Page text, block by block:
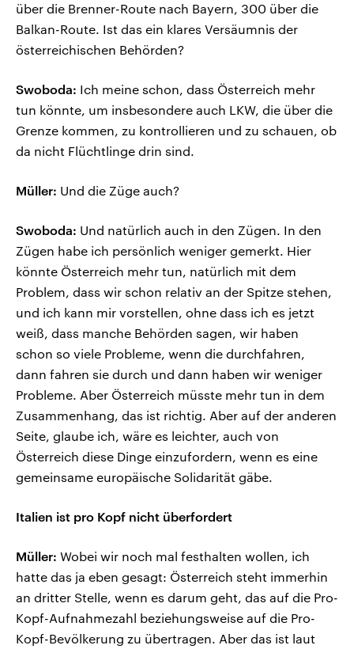
über die Brenner-Route nach Bayern, 300 über die
Balkan-Route. Ist das ein klares Versäumnis der
österreichischen Behörden?
Swoboda: Ich meine schon, dass Österreich mehr
tun könnte, um insbesondere auch LKW, die über die
Grenze kommen, zu kontrollieren und zu schauen, ob
da nicht Flüchtlinge drin sind.
Müller: Und die Züge auch?
Swoboda: Und natürlich auch in den Zügen. In den
Zügen habe ich persönlich weniger gemerkt. Hier
könnte Österreich mehr tun, natürlich mit dem
Problem, dass wir schon relativ an der Spitze stehen,
und ich kann mir vorstellen, ohne dass ich es jetzt
weiß, dass manche Behörden sagen, wir haben
schon so viele Probleme, wenn die durchfahren,
dann fahren sie durch und dann haben wir weniger
Probleme. Aber Österreich müsste mehr tun in dem
Zusammenhang, das ist richtig. Aber auf der anderen
Seite, glaube ich, wäre es leichter, auch von
Österreich diese Dinge einzufordern, wenn es eine
gemeinsame europäische Solidarität gäbe.
Italien ist pro Kopf nicht überfordert
Müller: Wobei wir noch mal festhalten wollen, ich
hatte das ja eben gesagt: Österreich steht immerhin
an dritter Stelle, wenn es darum geht, das auf die Pro-
Kopf-Aufnahmezahl beziehungsweise auf die Pro-
Kopf-Bevölkerung zu übertragen. Aber das ist laut